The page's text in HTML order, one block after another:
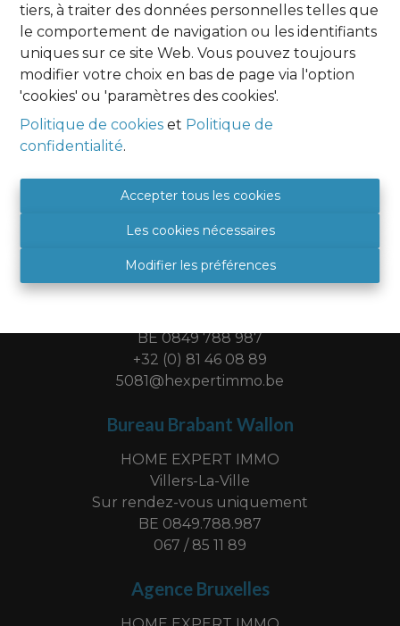
tiers, à traiter des données personnelles telles que
le comportement de navigation ou les identifiants
uniques sur ce site Web. Vous pouvez toujours
modifier votre choix en bas de page via l'option
'cookies' ou 'paramètres des cookies'.
Politique de cookies et Politique de
confidentialité.
Accepter tous les cookies
Les cookies nécessaires
Modifier les préférences
170 m²
ÉGHEZÉE
Maison 3 chambres, PEB C, électricité conforme,
terrasse
€ 390.000
Agence Namur
HOME EXPERT IMMO
Place Albert 1er, 9
BE 0849 788 987
+32 (0) 81 46 08 89
5081@hexpertimmo.be
Bureau Brabant Wallon
HOME EXPERT IMMO
Villers-La-Ville
Sur rendez-vous uniquement
BE 0849.788.987
067 / 85 11 89
Agence Bruxelles